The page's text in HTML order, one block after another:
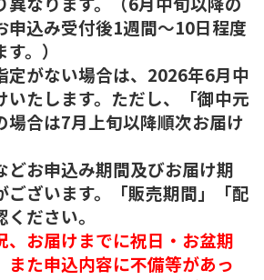
申込み受付後1週間～10日程度
。）
がない場合は、2026年6月中
いたします。ただし、「御中元
場合は7月上旬以降順次お届け
お申込み期間及びお届け期
ございます。「販売期間」「配
ださい。
お届けまでに祝日・お盆期
また申込内容に不備等があっ